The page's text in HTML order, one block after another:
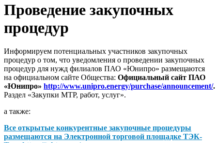
Проведение закупочных
процедур
Информируем потенциальных участников закупочных
процедур о том, что уведомления о проведении закупочных
процедур для нужд филиалов ПАО «Юнипро» размещаются
на официальном сайте Общества: Официальный сайт ПАО
«Юнипро» http://www.unipro.energy/purchase/announcement/.
Раздел «Закупки МТР, работ, услуг».
а также:
Все открытые конкурентные закупочные процедуры
размещаются на Электронной торговой площадке ТЭК-